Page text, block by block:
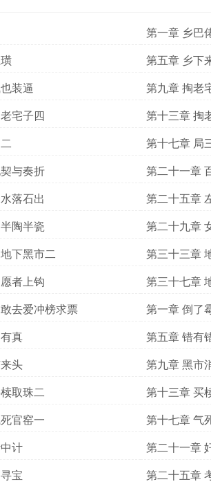
第一章 乡巴
第五章 乡下
装逼 第九章 掏老
宅子四 第十三章 掏
第十七章 局
与奏折 第二十一章
落石出 第二十五章
陶半瓷 第二十九章
下黑市二 第三十三章
者上钩 第三十七章
去爱冲榜求票 第一章 倒了
真 第五章 错有
头 第九章 黑市
取珠二 第十三章 买
官窑一 第十七章 气
计 第二十一章
宝 第二十五章